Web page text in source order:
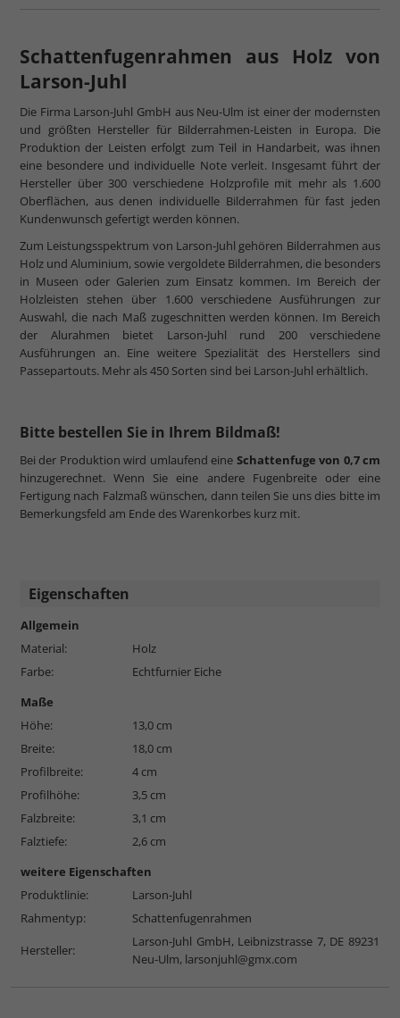
Schattenfugenrahmen aus Holz von
Larson-Juhl
Die Firma Larson-Juhl GmbH aus Neu-Ulm ist einer der modernsten
und größten Hersteller für Bilderrahmen-Leisten in Europa. Die
Produktion der Leisten erfolgt zum Teil in Handarbeit, was ihnen
eine besondere und individuelle Note verleit. Insgesamt führt der
Hersteller über 300 verschiedene Holzprofile mit mehr als 1.600
Oberflächen, aus denen individuelle Bilderrahmen für fast jeden
Kundenwunsch gefertigt werden können.
Zum Leistungsspektrum von Larson-Juhl gehören Bilderrahmen aus
Holz und Aluminium, sowie vergoldete Bilderrahmen, die besonders
in Museen oder Galerien zum Einsatz kommen. Im Bereich der
Holzleisten stehen über 1.600 verschiedene Ausführungen zur
Auswahl, die nach Maß zugeschnitten werden können. Im Bereich
der Alurahmen bietet Larson-Juhl rund 200 verschiedene
Ausführungen an. Eine weitere Spezialität des Herstellers sind
Passepartouts. Mehr als 450 Sorten sind bei Larson-Juhl erhältlich.
Bitte bestellen Sie in Ihrem Bildmaß!
Bei der Produktion wird umlaufend eine Schattenfuge von 0,7 cm
hinzugerechnet. Wenn Sie eine andere Fugenbreite oder eine
Fertigung nach Falzmaß wünschen, dann teilen Sie uns dies bitte im
Bemerkungsfeld am Ende des Warenkorbes kurz mit.
Eigenschaften
Allgemein
Material:
Holz
Farbe:
Echtfurnier Eiche
Maße
Höhe:
13,0 cm
Breite:
18,0 cm
Profilbreite:
4 cm
Profilhöhe:
3,5 cm
Falzbreite:
3,1 cm
Falztiefe:
2,6 cm
weitere Eigenschaften
Produktlinie:
Larson-Juhl
Rahmentyp:
Schattenfugenrahmen
Hersteller:
Larson-Juhl GmbH, Leibnizstrasse 7, DE 89231
Neu-Ulm, larsonjuhl@gmx.com